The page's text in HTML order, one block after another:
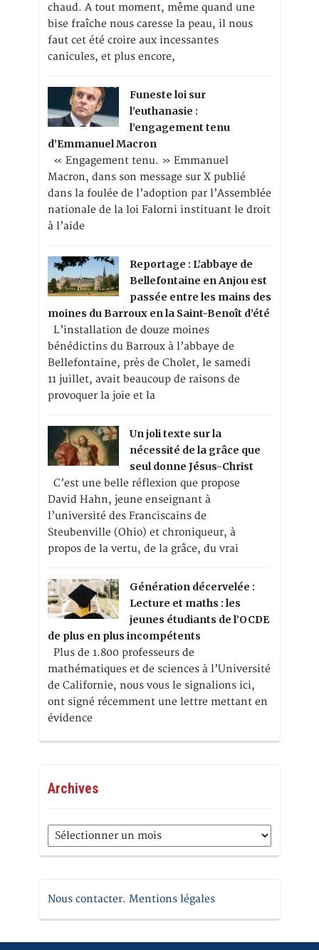
chaud. A tout moment, même quand une
bise fraîche nous caresse la peau, il nous
faut cet été croire aux incessantes
canicules, et plus encore,
Funeste loi sur
l’euthanasie :
l’engagement tenu
d’Emmanuel Macron
« Engagement tenu. » Emmanuel
Macron, dans son message sur X publié
dans la foulée de l’adoption par l’Assemblée
nationale de la loi Falorni instituant le droit
à l’aide
Reportage : L’abbaye de
Bellefontaine en Anjou est
passée entre les mains des
moines du Barroux en la Saint-Benoît d’été
L’installation de douze moines
bénédictins du Barroux à l’abbaye de
Bellefontaine, près de Cholet, le samedi
11 juillet, avait beaucoup de raisons de
provoquer la joie et la
Un joli texte sur la
nécessité de la grâce que
seul donne Jésus-Christ
C’est une belle réflexion que propose
David Hahn, jeune enseignant à
l’université des Franciscains de
Steubenville (Ohio) et chroniqueur, à
propos de la vertu, de la grâce, du vrai
Génération décervelée :
Lecture et maths : les
jeunes étudiants de l’OCDE
de plus en plus incompétents
Plus de 1.800 professeurs de
mathématiques et de sciences à l’Université
de Californie, nous vous le signalions ici,
ont signé récemment une lettre mettant en
évidence
Archives
Archives
Nous contacter. Mentions légales